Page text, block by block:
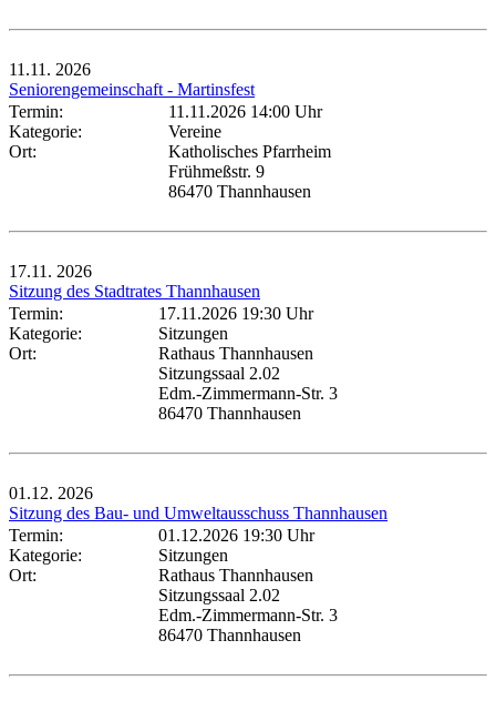
11.11. 2026
Seniorengemeinschaft - Martinsfest
Termin:
11.11.2026 14:00 Uhr
Kategorie:
Vereine
Ort:
Katholisches Pfarrheim
Frühmeßstr. 9
86470 Thannhausen
17.11. 2026
Sitzung des Stadtrates Thannhausen
Termin:
17.11.2026 19:30 Uhr
Kategorie:
Sitzungen
Ort:
Rathaus Thannhausen
Sitzungssaal 2.02
Edm.-Zimmermann-Str. 3
86470 Thannhausen
01.12. 2026
Sitzung des Bau- und Umweltausschuss Thannhausen
Termin:
01.12.2026 19:30 Uhr
Kategorie:
Sitzungen
Ort:
Rathaus Thannhausen
Sitzungssaal 2.02
Edm.-Zimmermann-Str. 3
86470 Thannhausen